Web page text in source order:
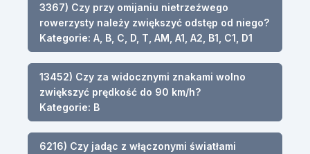
3367) Czy przy omijaniu nietrzeźwego
rowerzysty należy zwiększyć odstęp od niego?
Kategorie: A, B, C, D, T, AM, A1, A2, B1, C1, D1
13452) Czy za widocznymi znakami wolno
zwiększyć prędkość do 90 km/h?
Kategorie: B
6216) Czy jadąc z włączonymi światłami